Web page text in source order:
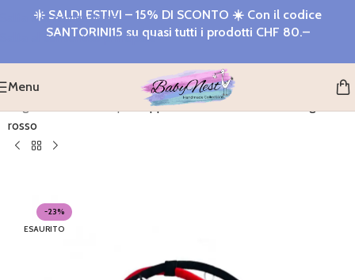
Salta alla navigazione
Salta al contenuto principale
☀️ SALDI ESTIVI – 15% DI SCONTO ☀️ Con il codice
SANTORINI15 su quasi tutti i prodotti CHF 80.–
Menu
Tappetino Montessori con arco gioco
rosso
-23%
ESAURITO